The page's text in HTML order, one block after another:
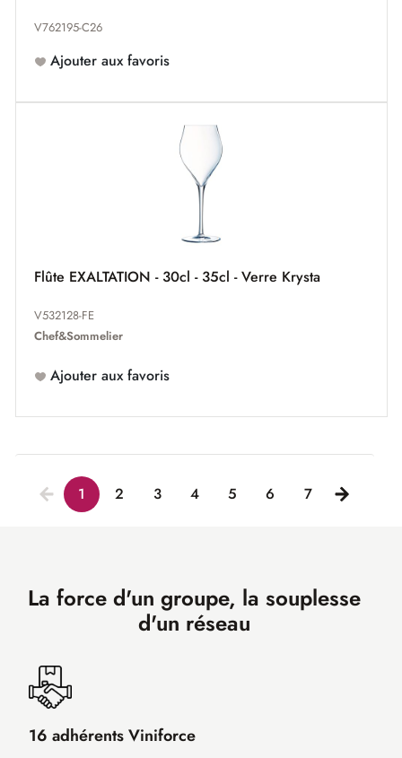
V762195-C26
Ajouter aux favoris
Flûte EXALTATION - 30cl - 35cl - Verre Krysta
V532128-FE
Chef&Sommelier
Ajouter aux favoris
1 2 3 4 5 6 7
La force d'un groupe, la souplesse
d'un réseau
16 adhérents Viniforce